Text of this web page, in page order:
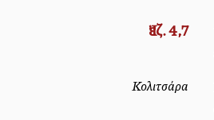
Ἰεζ. 4,7
Κολιτσάρα